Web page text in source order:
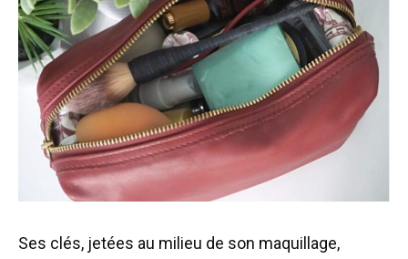
Ses clés, jetées au milieu de son maquillage,